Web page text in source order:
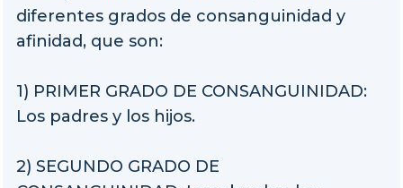
diferentes grados de consanguinidad y
afinidad, que son:
1) PRIMER GRADO DE CONSANGUINIDAD:
Los padres y los hijos.
2) SEGUNDO GRADO DE